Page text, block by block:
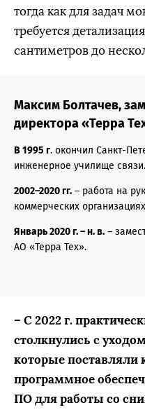
тогда как для задач
требуется
сантиметров до
Максим Болтачев,
директора «Терра
В 1995 г. окончил Санкт-
инженерное училище связи.
2002–2020 гг. – работа на
коммерческих
Январь 2020 г. – н. в. –
АО «Терра Тех».
– С 2022 г.
столкнулись с
которые поставляли
программное
ПО для работы со